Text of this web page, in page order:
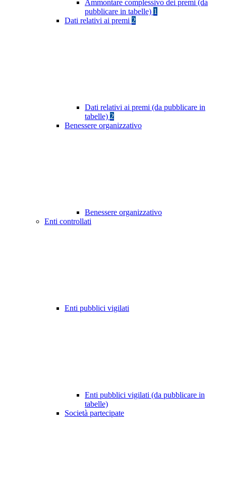
Ammontare complessivo dei premi (da
pubblicare in tabelle) 1
Dati relativi ai premi 2
Dati relativi ai premi (da pubblicare in
tabelle) 2
Benessere organizzativo
Benessere organizzativo
Enti controllati
Enti pubblici vigilati
Enti pubblici vigilati (da pubblicare in
tabelle)
Società partecipate